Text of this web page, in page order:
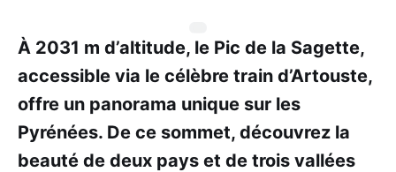
À 2031 m d’altitude, le Pic de la Sagette,
accessible via le célèbre train d’Artouste,
offre un panorama unique sur les
Pyrénées. De ce sommet, découvrez la
beauté de deux pays et de trois vallées